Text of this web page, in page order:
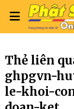
Thẻ liên
ghpgvn-
le-khoi-